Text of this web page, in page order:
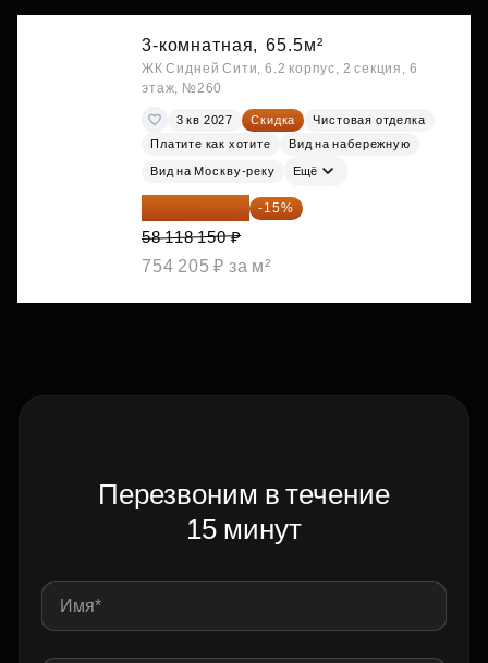
3-комнатная, 65.5м²
ЖК Сидней Сити, 6.2 корпус, 2 секция, 6
этаж, №260
3 кв 2027 Скидка
Чистовая отделка
Платите как хотите
Вид на набережную
Вид на Москву-реку Ещё
49 400 428 ₽ -15%
58 118 150 ₽
754 205 ₽ за м²
Перезвоним в течение
15 минут